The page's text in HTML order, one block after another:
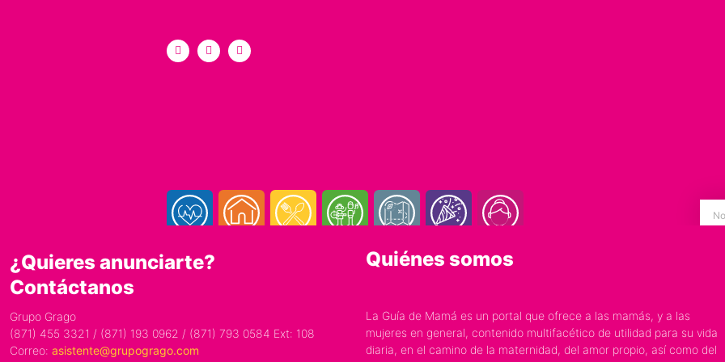
¿Quieres anunciarte?
Contáctanos
Grupo Grago
(871) 455 3321 / (871) 193 0962 / (871) 793 0584 Ext: 108
Correo: asistente@grupogrago.com
Quiénes somos
La Guía de Mamá es un portal que ofrece a las mamás, y a las
mujeres en general, contenido multifacético de utilidad para su vida
diaria, en el camino de la maternidad, del amor propio, así como del